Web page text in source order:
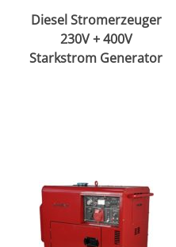
Diesel Stromerzeuger
230V + 400V
Starkstrom Generator